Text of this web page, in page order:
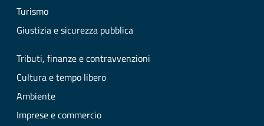
Turismo
Giustizia e sicurezza pubblica
Tributi, finanze e contravvenzioni
Cultura e tempo libero
Ambiente
Imprese e commercio